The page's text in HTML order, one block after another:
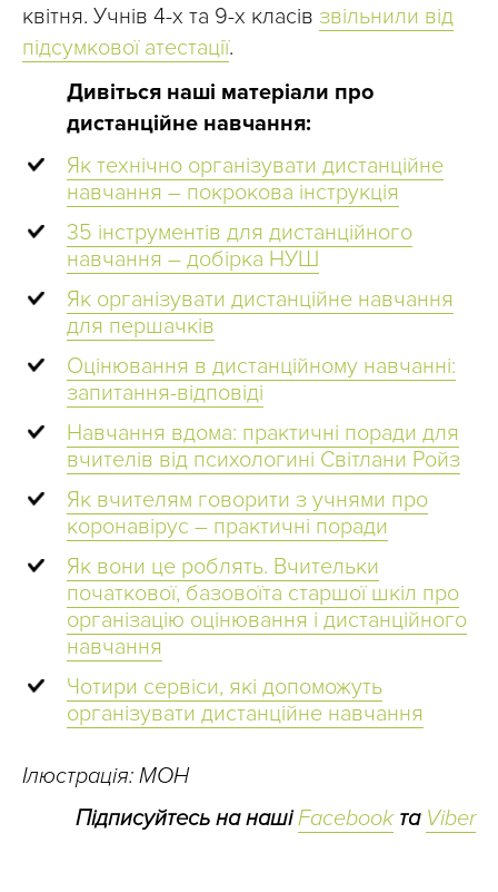
квітня. Учнів 4-х та 9-х класів звільнили від
підсумкової атестації.
Дивіться наші матеріали про
дистанційне навчання:
Як технічно організувати дистанційне
навчання – покрокова інструкція
35 інструментів для дистанційного
навчання – добірка НУШ
Як організувати дистанційне навчання
для першачків
Оцінювання в дистанційному навчанні:
запитання-відповіді
Навчання вдома: практичні поради для
вчителів від психологині Світлани Ройз
Як вчителям говорити з учнями про
коронавірус – практичні поради
Як вони це роблять. Вчительки
початкової, базовоїта старшої шкіл про
організацію оцінювання і дистанційного
навчання
Чотири сервіси, які допоможуть
організувати дистанційне навчання
Ілюстрація: МОН
Підписуйтесь на нашіFacebookта Viber